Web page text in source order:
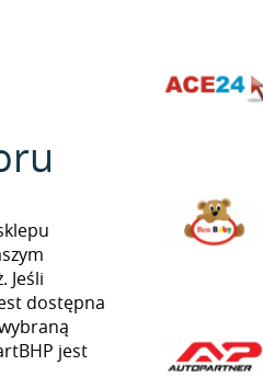
Jeśli
dostępna
jest